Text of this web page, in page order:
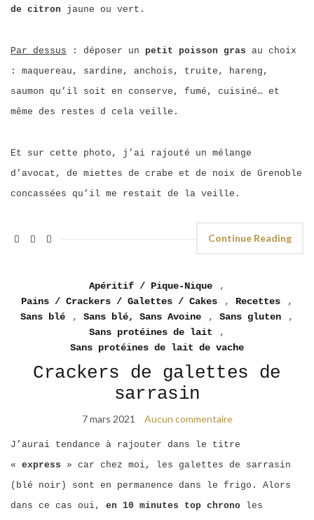
de citron jaune ou vert.
Par dessus : déposer un petit poisson gras au choix
: maquereau, sardine, anchois, truite, hareng,
saumon qu’il soit en conserve, fumé, cuisiné… et
même des restes d cela veille.
Et sur cette photo, j’ai rajouté un mélange
d’avocat, de miettes de crabe et de noix de Grenoble
concassées qu’il me restait de la veille.
Continue Reading
Apéritif / Pique-Nique
,
Pains / Crackers / Galettes / Cakes
, Recettes
,
Sans blé
, Sans blé, Sans Avoine , Sans gluten
,
Sans protéines de lait
,
Sans protéines de lait de vache
Crackers de galettes de
sarrasin
7 mars 2021 Aucun commentaire
J’aurai tendance à rajouter dans le titre
« express » car chez moi, les galettes de sarrasin
(blé noir) sont en permanence dans le frigo. Alors
dans ce cas oui, en 10 minutes top chrono les